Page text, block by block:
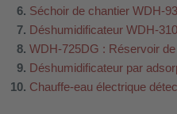
Séchoir de chantier WDH-
Déshumidificateur WDH-
WDH-725DG : Réservoir
Déshumidificateur par
Chauffe-eau électrique